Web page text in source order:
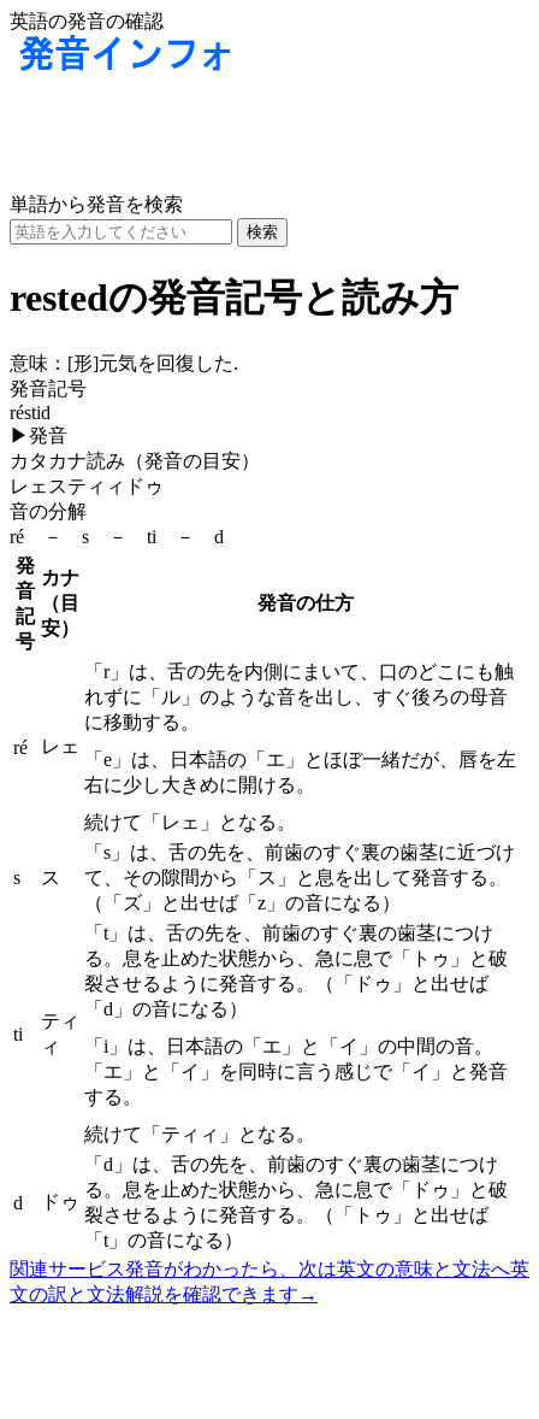
英語の発音の確認
単語から発音を検索
restedの発音記号と読み方
意味： [形]元気を回復した.
発音記号
réstid
▶発音
カタカナ読み（発音の目安）
レェスティィドゥ
音の分解
ré － s － ti － d
発
音
記
号
カナ
（目
安）
発音の仕方
ré レェ
「r」は、舌の先を内側にまいて、口のどこにも触
れずに「ル」のような音を出し、すぐ後ろの母音
に移動する。
「e」は、日本語の「エ」とほぼ一緒だが、唇を左
右に少し大きめに開ける。
続けて「レェ」となる。
s ス
「s」は、舌の先を、前歯のすぐ裏の歯茎に近づけ
て、その隙間から「ス」と息を出して発音する。
（「ズ」と出せば「z」の音になる）
ti
ティ
ィ
「t」は、舌の先を、前歯のすぐ裏の歯茎につけ
る。息を止めた状態から、急に息で「トゥ」と破
裂させるように発音する。（「ドゥ」と出せば
「d」の音になる）
「i」は、日本語の「エ」と「イ」の中間の音。
「エ」と「イ」を同時に言う感じで「イ」と発音
する。
続けて「ティィ」となる。
d ドゥ
「d」は、舌の先を、前歯のすぐ裏の歯茎につけ
る。息を止めた状態から、急に息で「ドゥ」と破
裂させるように発音する。（「トゥ」と出せば
「t」の音になる）
関連サービス発音がわかったら、次は英文の意味と文法へ英
文の訳と文法解説を確認できます →